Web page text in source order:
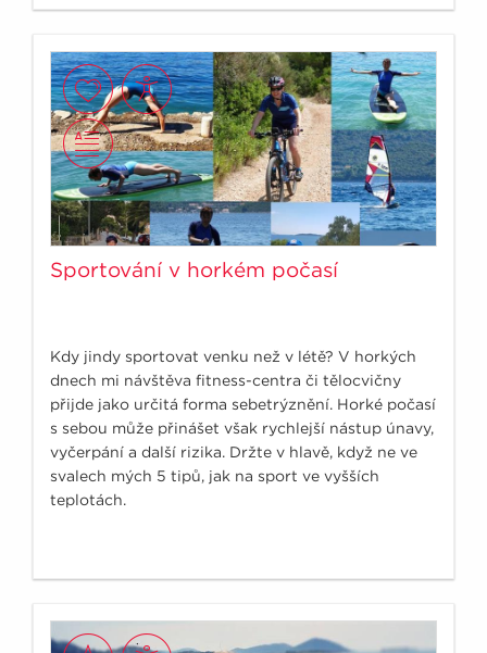
Sportování v horkém počasí
Kdy jindy sportovat venku než v létě? V horkých
dnech mi návštěva fitness-centra či tělocvičny
přijde jako určitá forma sebetrýznění. Horké počasí
s sebou může přinášet však rychlejší nástup únavy,
vyčerpání a další rizika. Držte v hlavě, když ne ve
svalech mých 5 tipů, jak na sport ve vyšších
teplotách.